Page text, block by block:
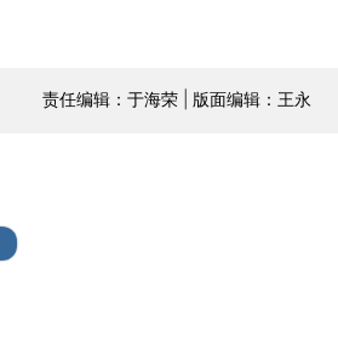
责任编辑：于海荣 | 版面编辑：王永